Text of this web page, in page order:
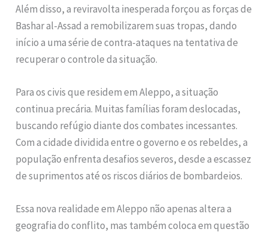
Além disso, a reviravolta inesperada forçou as forças de
Bashar al-Assad a remobilizarem suas tropas, dando
início a uma série de contra-ataques na tentativa de
recuperar o controle da situação.
Para os civis que residem em Aleppo, a situação
continua precária. Muitas famílias foram deslocadas,
buscando refúgio diante dos combates incessantes.
Com a cidade dividida entre o governo e os rebeldes, a
população enfrenta desafios severos, desde a escassez
de suprimentos até os riscos diários de bombardeios.
Essa nova realidade em Aleppo não apenas altera a
geografia do conflito, mas também coloca em questão